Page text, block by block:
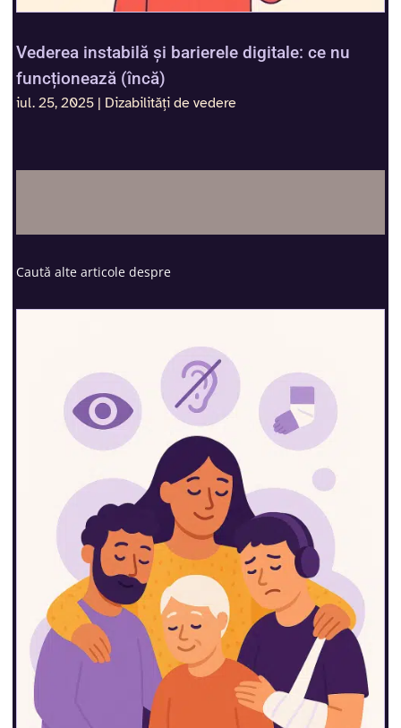
Vederea instabilă și barierele digitale: ce nu
funcționează (încă)
iul. 25, 2025 | Dizabilități de vedere
Caută alte articole despre